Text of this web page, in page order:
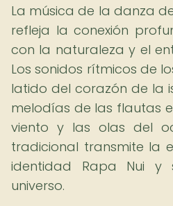
La música de la danza
refleja la conexión
con la naturaleza y el
Los sonidos rítmicos de
latido del corazón de la
melodías de las flautas
viento y las olas del
tradicional transmite la
identidad Rapa Nui y
universo.